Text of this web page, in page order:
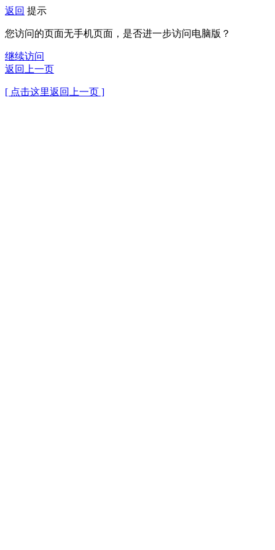
返回 提示
您访问的页面无手机页面，是否进一步访问电脑版？
继续访问
返回上一页
[ 点击这里返回上一页 ]